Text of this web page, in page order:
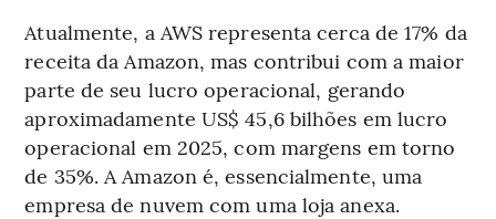
Atualmente, a AWS representa cerca de 17% da
receita da Amazon, mas contribui com a maior
parte de seu lucro operacional, gerando
aproximadamente US$ 45,6 bilhões em lucro
operacional em 2025, com margens em torno
de 35%. A Amazon é, essencialmente, uma
empresa de nuvem com uma loja anexa.